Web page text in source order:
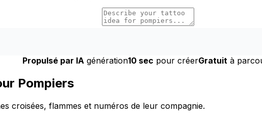
Propulsé par IA génération10 sec pour créerGratuit à
Pompiers
croisées, flammes et numéros de leur compagnie.